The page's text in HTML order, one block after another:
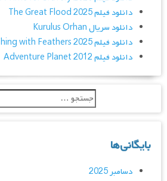
دانلود فیلم The Great Flood 2025
دانلود سریال Kurulus Orhan
دانلود فیلم The Thing with Feathers 2025
دانلود فیلم Adventure Planet 2012
بایگانی‌ها
دسامبر 2025